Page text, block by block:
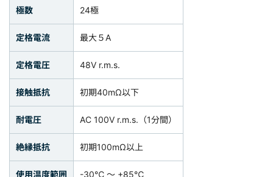
極数 24極
定格電流 最大５A
定格電圧 48V r.m.s.
接触抵抗 初期40mΩ以下
耐電圧 AC 100V r.m.s.（1分間）
絶縁抵抗 初期100mΩ以上
使用温度範囲 -30℃ ～ +85℃